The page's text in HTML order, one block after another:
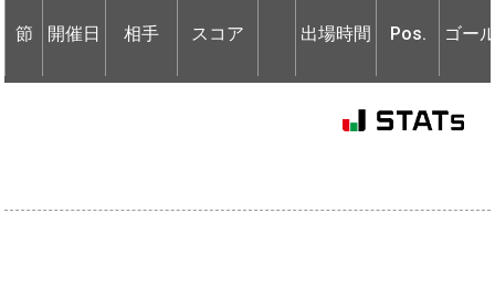
節 開催日 相手 スコア 出場時間 Pos. ゴー
節 開催日 相手